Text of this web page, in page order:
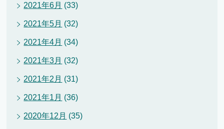
2021年6月 (33)
2021年5月 (32)
2021年4月 (34)
2021年3月 (32)
2021年2月 (31)
2021年1月 (36)
2020年12月 (35)